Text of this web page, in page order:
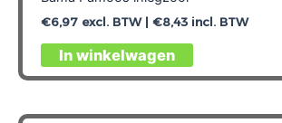
€6,97excl. BTW | €8,43incl. BTW
In winkelwagen
Dit
product
meerdere